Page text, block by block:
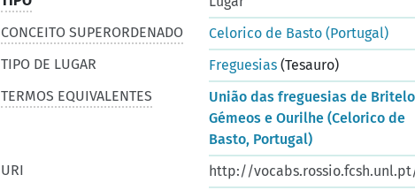
CONCEITO SUPERORDENADO
Celorico de Basto (Portugal)
TIPO DE LUGAR
Freguesias (Tesauro)
TERMOS EQUIVALENTES
União das freguesias de
Gémeos e Ourilhe (Celorico de
Basto, Portugal)
URI
http://